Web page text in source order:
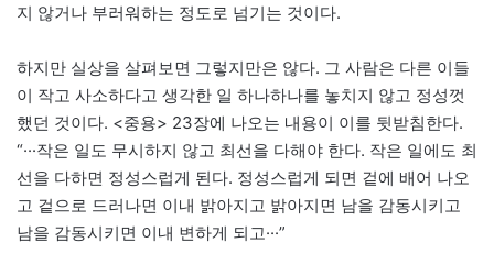
지 않거나 부러워하는 정도로 넘기는 것이다.
하지만 실상을 살펴보면 그렇지만은 않다. 그 사람은 다른 이들
이 작고 사소하다고 생각한 일 하나하나를 놓치지 않고 정성껏
했던 것이다. <중용> 23장에 나오는 내용이 이를 뒷받침한다.
“···작은 일도 무시하지 않고 최선을 다해야 한다. 작은 일에도 최
선을 다하면 정성스럽게 된다. 정성스럽게 되면 겉에 배어 나오
고 겉으로 드러나면 이내 밝아지고 밝아지면 남을 감동시키고
남을 감동시키면 이내 변하게 되고···”